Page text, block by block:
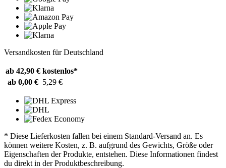
Versandkosten für Deutschland
ab 42,90 € kostenlos*
ab 0,00 € 5,29 €
* Diese Lieferkosten fallen bei einem Standard-Versand an. Es
können weitere Kosten, z. B. aufgrund des Gewichts, Größe oder
Eigenschaften der Produkte, entstehen. Diese Informationen findest
du direkt in der Produktbeschreibung.